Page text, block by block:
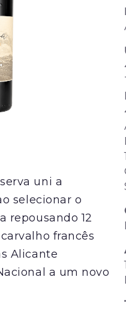
uni a
selecionar o
repousando 12
francês
Alicante
a um novo